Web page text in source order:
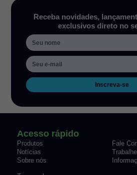
Receba novidades,
exclusivos direto no
Inscreva-se
Acesso rápido
Produtos
Fale
Notícias
Sobre nós